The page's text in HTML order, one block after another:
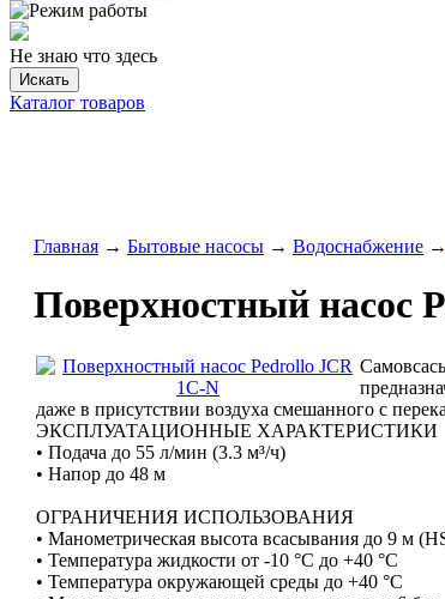
Не знаю что здесь
Искать
Каталог товаров
Главная → Бытовые насосы → Водоснабжение →
Поверхностный насос
даже в присутствии воздуха смешанного с
ЭКСПЛУАТАЦИОННЫЕ ХАРАКТЕРИСТИКИ
• Подача до 55 л/мин (3.3 м³/ч)
• Напор до 48 м
ОГРАНИЧЕНИЯ ИСПОЛЬЗОВАНИЯ
• Манометрическая высота всасывания до 9 м
• Температура жидкости от -10 °C до +40 °C
• Температура окружающей среды до +40 °C